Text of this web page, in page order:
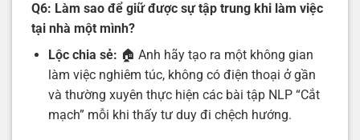
Q6: Làm sao để giữ được sự tập trung khi làm việc
tại nhà một mình?
Lộc chia sẻ: 🏠 Anh hãy tạo ra một không gian
làm việc nghiêm túc, không có điện thoại ở gần
và thường xuyên thực hiện các bài tập NLP “Cắt
mạch” mỗi khi thấy tư duy đi chệch hướng.